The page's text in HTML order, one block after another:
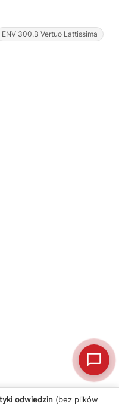
ENV 300.B Vertuo Lattissima
odwiedzin (bez plików